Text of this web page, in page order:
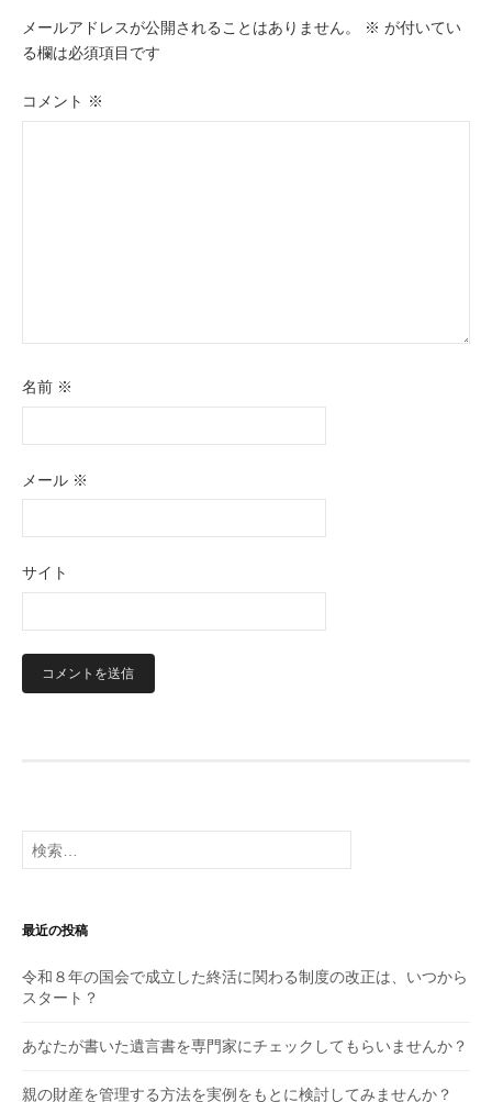
ョ
ン
メールアドレスが公開されることはありません。 ※ が付いてい
る欄は必須項目です
コメント ※
名前 ※
メール ※
サイト
検
索:
最近の投稿
令和８年の国会で成立した終活に関わる制度の改正は、いつから
スタート？
あなたが書いた遺言書を専門家にチェックしてもらいませんか？
親の財産を管理する方法を実例をもとに検討してみませんか？